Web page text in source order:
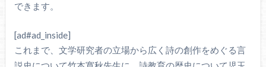
できます。
[ad#ad_inside]
これまで、文学研究者の立場から広く詩の創作をめぐる言